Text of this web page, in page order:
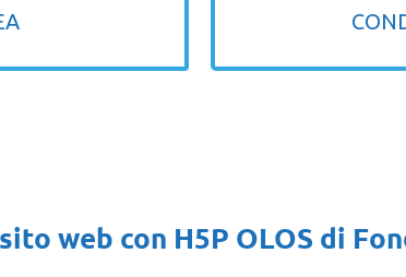
web con H5P OLOS di